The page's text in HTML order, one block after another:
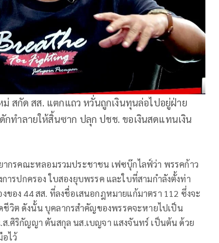
ม่ สกัด สส. แตกแถว หวั่นถูกเงินทุนล่อไปอยู่ฝ่าย
กทำลายให้สิ้นซาก ปลุก ปชช. ขอเงินสดแทนเงิน
กรคณะหลอมรวมประชาชน เฟซบุ๊กไลฟ์ว่า พรรคก้าว
การปกครอง ใบสองยุบพรรค และใบที่สามกำลังตั้งท่า
ของ 44 สส. ที่ลงชื่อเสนอกฎหมายแก้มาตรา 112 ซึ่งจะ
ชีวิต ดังนั้น บุคลากรสำคัญของพรรคจะหายไปเป็น
.ศิริกัญญา ตันสกุล นส.เบญจา แสงจันทร์ เป็นต้น ด้วย
ไว้